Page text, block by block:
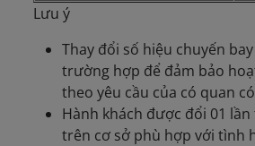
Lưu ý
Thay đổi số hiệu chuyến
trường hợp để đảm bảo
theo yêu cầu của có quan
Hành khách được đổi 01
trên cơ sở phù hợp với tình